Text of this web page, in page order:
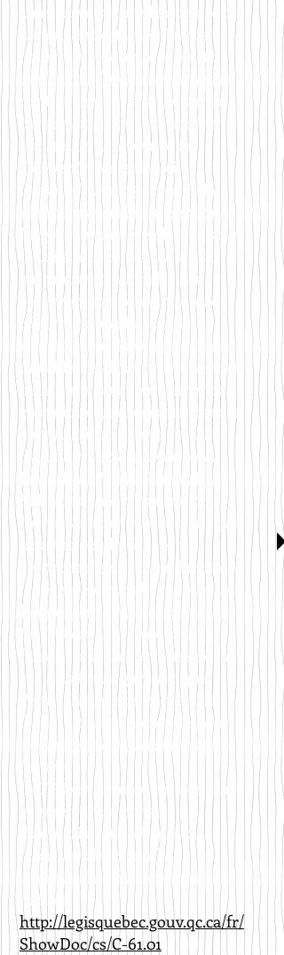
La réserve naturelle du parc du
Languedoc est une réserve
naturelle reconnue en vertu
des lois du Québec et est gérée
conformément à la Loi sur la
conservation du patrimoine
naturel de la province de
Québec (*voir le lien ci-
dessous.) Les 103 acres de la
réserve naturelle du parc du
Languedoc ont été placées sous
la Loi sur la conservation du
patrimoine national, sous
réserve d'une convention de
réserve naturelle avec le
ministère du Développement
durable, de l'Environnement et
de la Lutte aux changements
climatiques, enregistrée dans la
circonscription foncière de
Saguenay, le 28 janvier 2014.
Friends of Pointe Rouge, Inc. («
FPR ») est une organisation
caritative à but non lucratif qui
possède, exploite et est
responsable de l'intendance de
la réserve naturelle du parc du
Languedoc.
Le FPR est chargé de protéger la
flore et la faune uniques de la
région afin de garantir que
Pointe Rouge soit conservée
dans sa beauté naturelle pour
les générations présentes et
futures.
Le FPR est financé par des dons
et géré par un conseil
d’administration bénévole.
*Lien vers la loi sur la
conservation du patrimoine
naturel :
http://legisquebec.gouv.qc.ca/fr/
ShowDoc/cs/C-61.01